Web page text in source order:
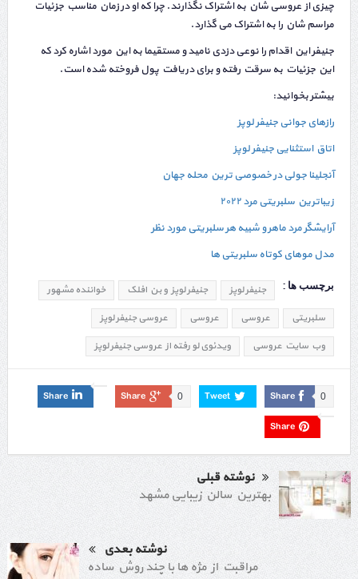
چیزی از عروسی شان به اشتراک نگذارند. چرا که او در زمان مناسب جزئیات
مراسم شان را به اشتراک می گذارد.
جنیفر این اقدام را نوعی دزدی نامید و مستقیما به این مورد اشاره کرد که
این جزئیات به سرقت رفته و برای دریافت پول فروخته شده است.
بیشتر بخوانید:
رازهای جوانی جنیفر لوپز
اتاق استثنایی جنیفر لوپز
آنجلینا جولی در خصوصی ترین محله جهان
زیباترین سلبریتی مرد ۲۰۲۲
آرایشگر مرد ماهر و شبیه هر سلبریتی مورد نظر
مدل موهای کوتاه سلبریتی ها
برچسب ها : جنیفر لوپز جنیفر لوپز و بن افلک
خواننده مشهور
سلبریتی
عروسي عروسی
عروسی جنیفر لوپز
وب سایت عروسی
ویدئوی لو رفته از عروسی جنیفر لوپز
Share 0
Tweet
Share 0
Share
Share
نوشته قبلی
بهترین سالن زیبایی مشهد
نوشته بعدی
مراقبت از مژه ها با چند روش ساده